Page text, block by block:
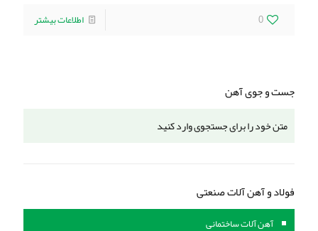
0 اطلاعات بیشتر
جست و جوی آهن
فولاد و آهن آلات صنعتی
آهن آلات ساختمانی